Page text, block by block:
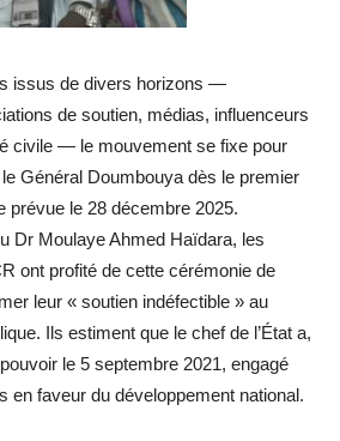
issus de divers horizons —
de soutien, médias, influenceurs
civile — le mouvement se fixe pour
Général Doumbouya dès le premier
prévue le 28 décembre 2025.
Dr Moulaye Ahmed Haïdara, les
ont profité de cette cérémonie de
leur « soutien indéfectible » au
Ils estiment que le chef de l’État a,
le 5 septembre 2021, engagé
en faveur du développement national.